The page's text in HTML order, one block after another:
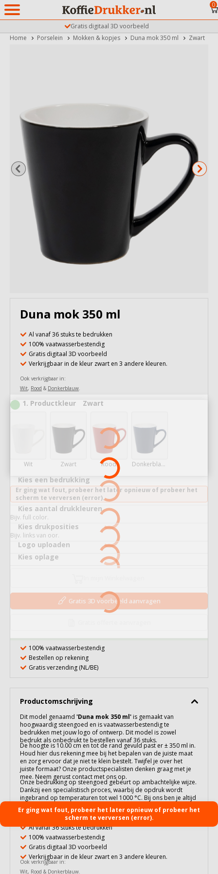
Gratis digitaal 3D voorbeeld
0
Home Porselein Mokken & kopjes Duna mok 350 ml Zwart
Duna mok 350 ml
Al vanaf 36 stuks te bedrukken
100% vaatwasserbestendig
Gratis digitaal 3D voorbeeld
Verkrijgbaar in de kleur zwart en 3 andere kleuren.
Ook verkrijgbaar in:
Wit, Rood & Donkerblauw.
1 Productkleur Zwart
Wit Zwart Rood Donkerblauw
Kies een bedrukking
Er ging wat fout, probeer het later opnieuw of probeer het
scherm te verversen (error).
Kies aantal drukkleuren
Bijv. full color.
Kies drukposities
Bijv. links van oor.
Logo uploaden
Kies oplage
Gratis 3D voorbeeld aanvragen
100% vaatwasserbestendig
Bestellen op rekening
Gratis verzending (NL/BE)
Productomschrijving
Dit model genaamd 'Duna mok 350 ml' is gemaakt van
hoogwaardig steengoed en is vaatwasserbestendig te
bedrukken met jouw logo of ontwerp. Dit model is zowel
bedrukt als onbedrukt te bestellen vanaf 36 stuks.
De hoogte is 10.00 cm en tot de rand gevuld past er ± 350 ml in.
Houd hier dus rekening mee bij het bepalen van de juiste maat
en zorg ervoor dat je niet te klein bestelt. Twijfel je over het
juiste formaat? Onze productspecialisten denken graag met je
mee. Neem gerust contact met ons op.
Onze bedrukking op steengoed gebeurt op ambachtelijke wijze.
Dankzij een specialistisch proces, waarbij de opdruk wordt
ingebrand op temperaturen tot wel 1000 °C. Bij ons ben je altijd
verzekerd van een duurzame en kwalitatieve bedrukking! Meer
over deze techniek en de gebruiksadviezen lees je op onze
informatiepagina:Bedrukking op Steengoed
Al vanaf 36 stuks te bedrukken
100% vaatwasserbestendig
Gratis digitaal 3D voorbeeld
Verkrijgbaar in de kleur zwart en 3 andere kleuren.
Ook verkrijgbaar in:
Wit, Rood & Donkerblauw.
Er ging wat fout, probeer het later opnieuw of probeer het
scherm te verversen (error).